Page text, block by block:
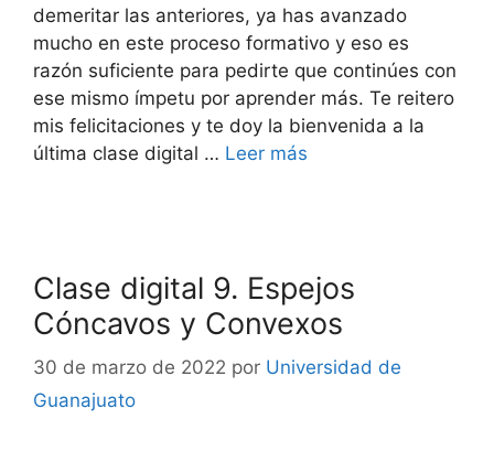
demeritar las anteriores, ya has avanzado
mucho en este proceso formativo y eso es
razón suficiente para pedirte que continúes con
ese mismo ímpetu por aprender más. Te reitero
mis felicitaciones y te doy la bienvenida a la
última clase digital … Leer más
Clase digital 9. Espejos
Cóncavos y Convexos
30 de marzo de 2022 por Universidad de
Guanajuato